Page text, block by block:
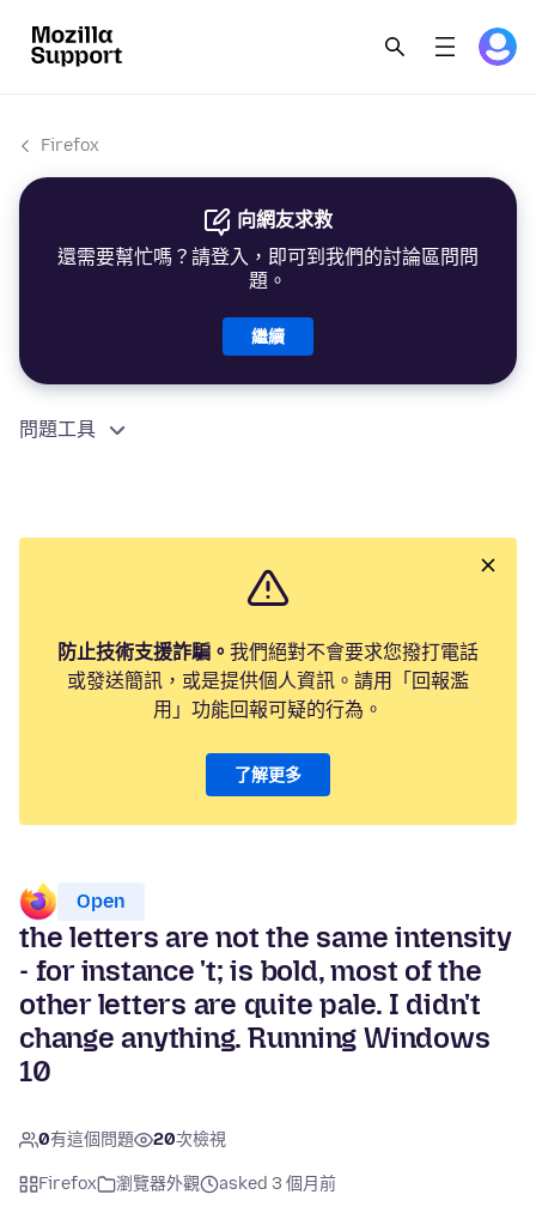
Firefox
向網友求救
還需要幫忙嗎？請登入，即可到我們的討論區問問
題。
繼續
問題工具
防止技術支援詐騙。 我們絕對不會要求您撥打電話
或發送簡訊，或是提供個人資訊。請用「回報濫
用」功能回報可疑的行為。
了解更多
Open
the letters are not the same intensity
- for instance 't; is bold, most of the
other letters are quite pale. I didn't
change anything. Running Windows
10
0有這個問題 20次檢視
Firefox 瀏覽器外觀 asked 3 個月前